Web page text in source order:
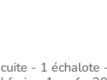
- 1 échalote